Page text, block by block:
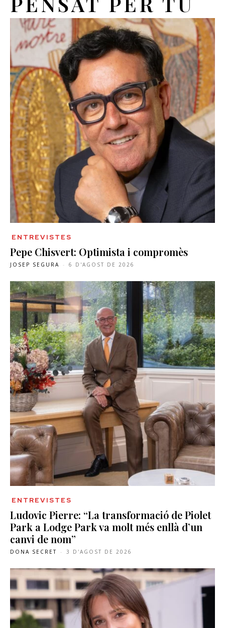
ENTREVISTES
Pepe Chisvert: Optimista i compromès
JOSEP SEGURA - 6 D'AGOST DE 2026
ENTREVISTES
Ludovic Pierre: “La transformació de Piolet
Park a Lodge Park va molt més enllà d’un
canvi de nom”
DONA SECRET - 3 D'AGOST DE 2026